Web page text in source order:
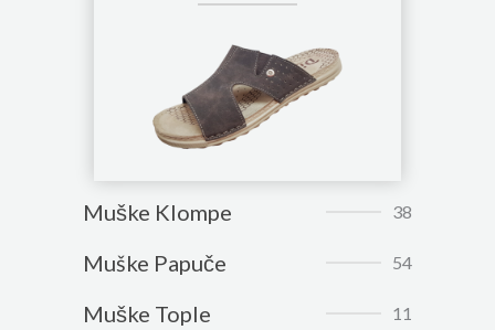
Muške Klompe 38
Muške Papuče 54
Muške Tople 11